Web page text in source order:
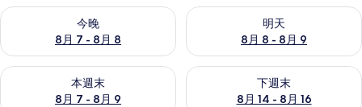
今晚
8月 7 - 8月 8
查看今晚 (8月 7 - 8月 8) 的供應情況
明天
8月 8 - 8月 9
查看明天 (8月 8 - 8月 9) 的供
本週末
8月 7 - 8月 9
查看本週末 (8月 7 - 8月 9) 的供應情況
下週末
8月 14 - 8月 16
查看下週末 (8月 14 - 8月 16)